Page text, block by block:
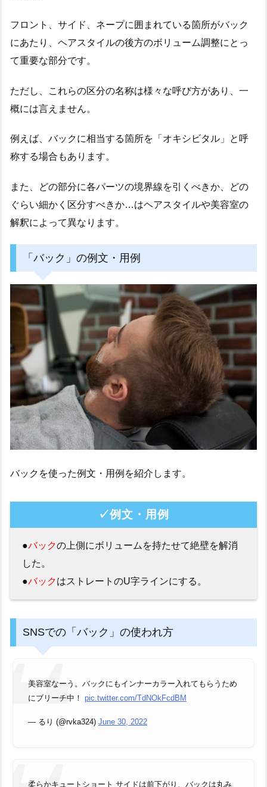
フロント、サイド、ネープに囲まれている箇所がバック
にあたり、ヘアスタイルの後方のボリューム調整にとっ
て重要な部分です。
ただし、これらの区分の名称は様々な呼び方があり、一
概には言えません。
例えば、バックに相当する箇所を「オキシビタル」と呼
称する場合もあります。
また、どの部分に各パーツの境界線を引くべきか、どの
ぐらい細かく区分すべきか…はヘアスタイルや美容室の
解釈によって異なります。
「バック」の例文・用例
バックを使った例文・用例を紹介します。
✓例文・用例
●バックの上側にボリュームを持たせて絶壁を解消
した。
●バックはストレートのU字ラインにする。
SNSでの「バック」の使われ方
美容室なーう。バックにもインナーカラー入れてもらうため
にブリーチ中！ pic.twitter.com/TdNOkFcdBM
— るり (@rvka324) June 30, 2022
柔らかキュートショート サイドは前下がり、バックは丸み